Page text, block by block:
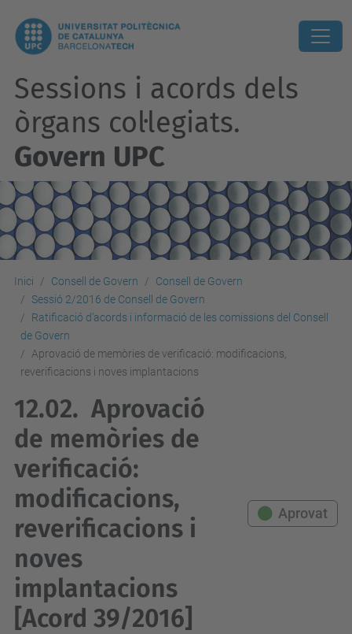
Sessions i acords dels
òrgans col·legiats.
Govern UPC
Inici Consell de Govern
Consell de Govern
Sessió 2/2016 de Consell de Govern
Ratificació d’acords i informació de les comissions del Consell
de Govern
Aprovació de memòries de verificació: modificacions,
reverificacions i noves implantacions
12.02. Aprovació
de memòries de
verificació:
modificacions,
reverificacions i
noves
implantacions
[Acord 39/2016]
Aprovat